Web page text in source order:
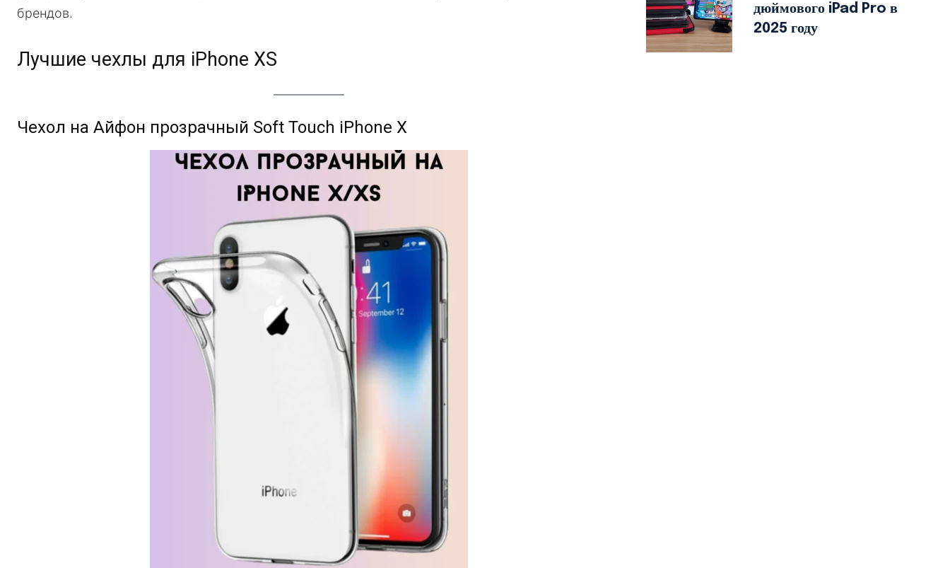
брендов.
Лучшие чехлы для iPhone XS
Чехол на Айфон прозрачный Soft Touch iPhone X
дюймового iPad Pro в
2025 году